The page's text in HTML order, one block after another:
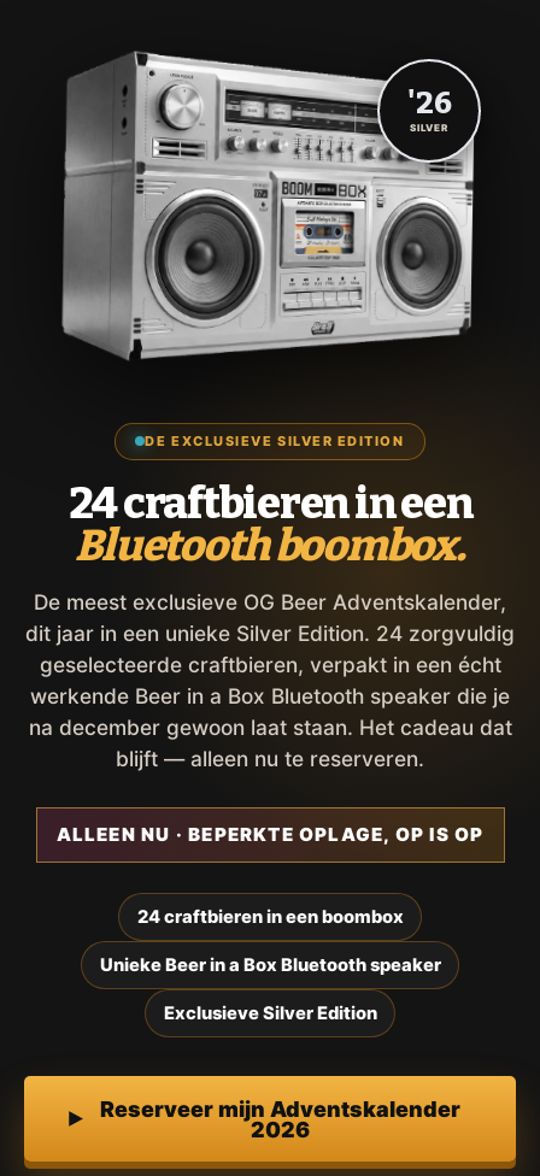
DE EXCLUSIEVE SILVER EDITION
24 craftbieren in een
Bluetooth boombox.
De meest exclusieve OG Beer Adventskalender,
dit jaar in een unieke Silver Edition. 24 zorgvuldig
geselecteerde craftbieren, verpakt in een écht
werkende Beer in a Box Bluetooth speaker die je
na december gewoon laat staan. Het cadeau dat
blijft — alleen nu te reserveren.
ALLEEN NU · BEPERKTE OPLAGE, OP IS OP
24 craftbieren in een boombox
Unieke Beer in a Box Bluetooth speaker
Exclusieve Silver Edition
Reserveer mijn Adventskalender
2026
'26
SILVER